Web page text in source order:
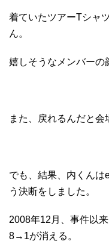
着ていたツアーTシャ
ん。
嬉しそうなメンバーの
また、戻れるんだと会
でも、結果、内くん
う決断をしました。
2008年12月、事件以
8→1が消える。